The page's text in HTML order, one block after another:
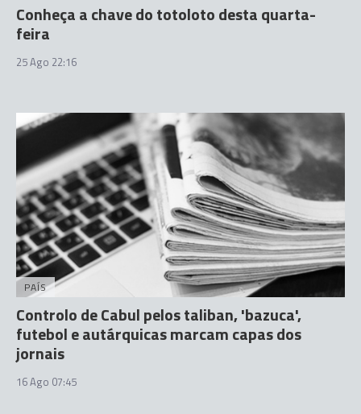
Conheça a chave do totoloto desta quarta-
feira
25 Ago 22:16
PAÍS
Controlo de Cabul pelos taliban, 'bazuca',
futebol e autárquicas marcam capas dos
jornais
16 Ago 07:45